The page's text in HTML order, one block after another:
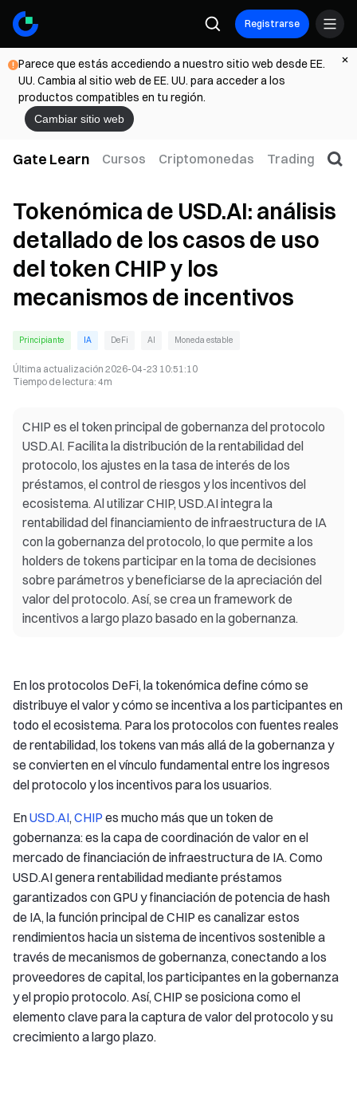
Registrarse
Parece que estás accediendo a nuestro sitio web desde EE.
UU. Cambia al sitio web de EE. UU. para acceder a los
productos compatibles en tu región.
Cambiar sitio web
Gate Learn Cursos Criptomonedas Trading
Tokenómica de USD.AI: análisis
detallado de los casos de uso
del token CHIP y los
mecanismos de incentivos
Principiante IA DeFi AI Moneda estable
Última actualización 2026-04-23 10:51:10
Tiempo de lectura: 4m
CHIP es el token principal de gobernanza del protocolo
USD.AI. Facilita la distribución de la rentabilidad del
protocolo, los ajustes en la tasa de interés de los
préstamos, el control de riesgos y los incentivos del
ecosistema. Al utilizar CHIP, USD.AI integra la
rentabilidad del financiamiento de infraestructura de IA
con la gobernanza del protocolo, lo que permite a los
holders de tokens participar en la toma de decisiones
sobre parámetros y beneficiarse de la apreciación del
valor del protocolo. Así, se crea un framework de
incentivos a largo plazo basado en la gobernanza.
En los protocolos DeFi, la tokenómica define cómo se
distribuye el valor y cómo se incentiva a los participantes en
todo el ecosistema. Para los protocolos con fuentes reales
de rentabilidad, los tokens van más allá de la gobernanza y
se convierten en el vínculo fundamental entre los ingresos
del protocolo y los incentivos para los usuarios.
EnUSD.AI,CHIP es mucho más que un token de
gobernanza: es la capa de coordinación de valor en el
mercado de financiación de infraestructura de IA. Como
USD.AI genera rentabilidad mediante préstamos
garantizados con GPU y financiación de potencia de hash
de IA, la función principal de CHIP es canalizar estos
rendimientos hacia un sistema de incentivos sostenible a
través de mecanismos de gobernanza, conectando a los
proveedores de capital, los participantes en la gobernanza
y el propio protocolo. Así, CHIP se posiciona como el
elemento clave para la captura de valor del protocolo y su
crecimiento a largo plazo.